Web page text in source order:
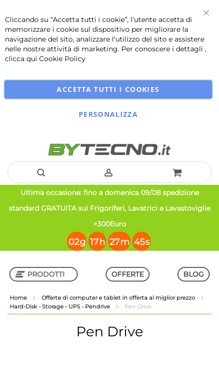
Cliccando su “Accetta tutti i cookie”, l'utente accetta di
memorizzare i cookie sul dispositivo per migliorare la
navigazione del sito, analizzare l'utilizzo del sito e assistere
nelle nostre attività di marketing. Per conoscere i dettagli ,
clicca qui Cookie Policy
ACCETTA TUTTI I COOKIES
PERSONALIZZA
Salta
al
Ultima occasione: fino a domenica 09/08 spedizione
standard GRATUITA sui Frigoriferi, Lavatrici e Lavastoviglie
>300Euro
02g 17h 27m 45s
PRODOTTI
Shop in Shop
OFFERTE BLOG
Home
Offerte di computer e tablet in offerta al miglior prezzo
Hard-Disk - Storage - UPS - Pendrive
Pen Drive
Pen Drive